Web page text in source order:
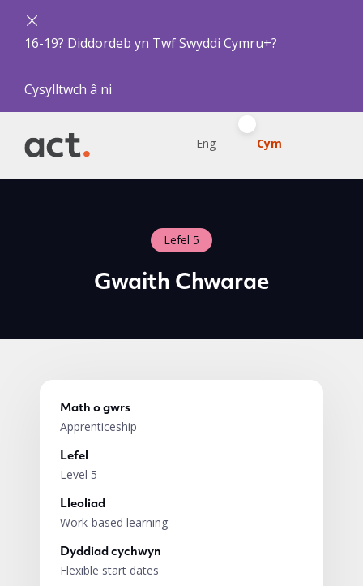
16-19? Diddordeb yn Twf Swyddi Cymru+?
Cysylltwch â ni
Eng Cym
Lefel 5
Gwaith Chwarae
Math o gwrs
Apprenticeship
Lefel
Level 5
Lleoliad
Work-based learning
Dyddiad cychwyn
Flexible start dates